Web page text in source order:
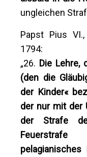
ungleichen
Papst Pius VI.,
1794:
„26. Die Lehre,
(den die
der Kinder«
der nur mit der
der Strafe